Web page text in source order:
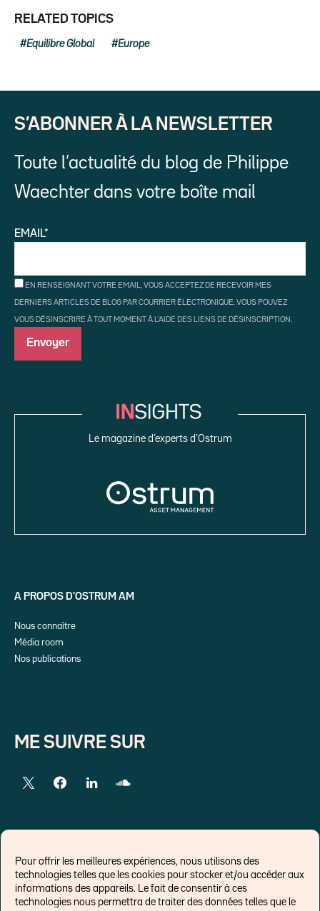
Pour offrir les meilleures expériences, nous utilisons des
technologies telles que les cookies pour stocker et/ou accéder aux
informations des appareils. Le fait de consentir à ces
technologies nous permettra de traiter des données telles que le
RELATED TOPICS
Equilibre Global Europe
S’ABONNER À LA NEWSLETTER
Toute l’actualité du blog de Philippe
Waechter dans votre boîte mail
EMAIL*
EN RENSEIGNANT VOTRE EMAIL, VOUS ACCEPTEZ DE RECEVOIR MES
DERNIERS ARTICLES DE BLOG PAR COURRIER ÉLECTRONIQUE. VOUS POUVEZ
VOUS DÉSINSCRIRE À TOUT MOMENT À L'AIDE DES LIENS DE DÉSINSCRIPTION.
Le magazine d’experts d’Ostrum
A PROPOS D’OSTRUM AM
Nous connaître
Média room
Nos publications
ME SUIVRE SUR
LIENS EXTERNES
Chroniques pour Forbes
Economistes